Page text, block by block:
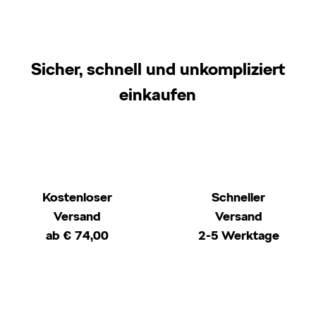
Sicher, schnell und unkompliziert
einkaufen
Kostenloser
Versand
ab € 74,00
Schneller
Versand
2-5 Werktage